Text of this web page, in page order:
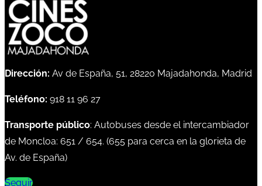
Dirección: Av de España, 51, 28220 Majadahonda, Madrid
Teléfono: 918 11 96 27
Transporte público: Autobuses desde el intercambiador
de Moncloa: 651 / 654. (655 para cerca en la glorieta de
Av. de España)
Seguir